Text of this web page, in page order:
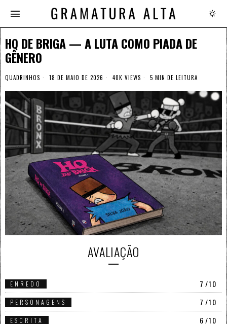
HQ DE BRIGA — A LUTA COMO PIADA DE
GÊNERO
QUADRINHOS 18 DE MAIO DE 2026 40K VIEWS 5 MIN DE LEITURA
AVALIAÇÃO
ENREDO 7 /10
PERSONAGENS 7 /10
ESCRITA 6/10